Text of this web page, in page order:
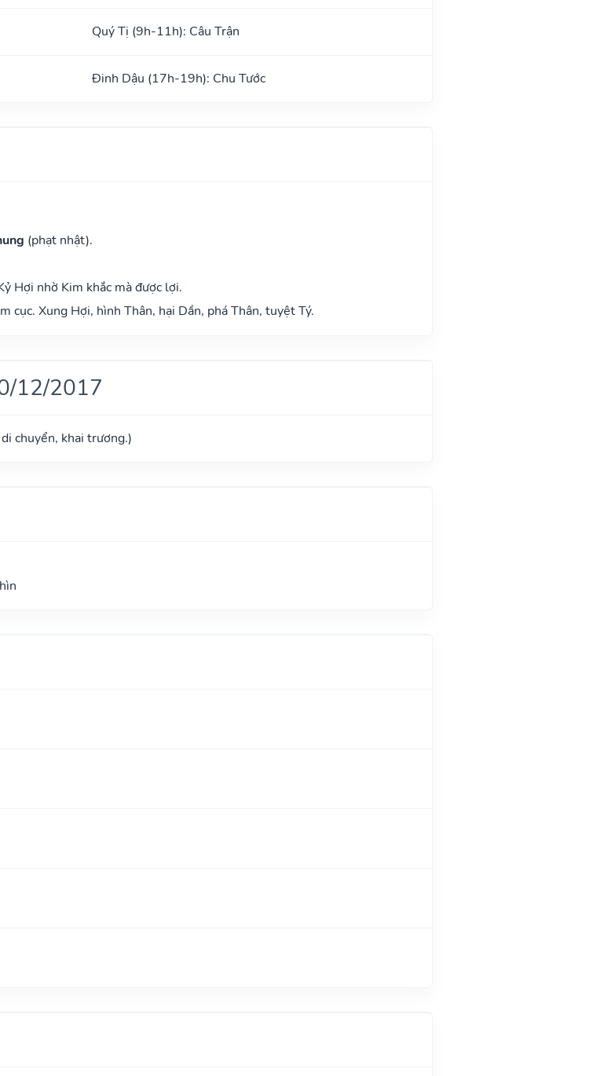
Quý Tị (9h-11h): Câu Trận
Đinh Dậu (17h-19h): Chu Tước
(phạt nhật).
Hợi nhờ Kim khắc mà được lợi.
cục. Xung Hợi, hình Thân, hại Dần, phá Thân, tuyệt Tý.
12/2017
chuyển, khai trương.)